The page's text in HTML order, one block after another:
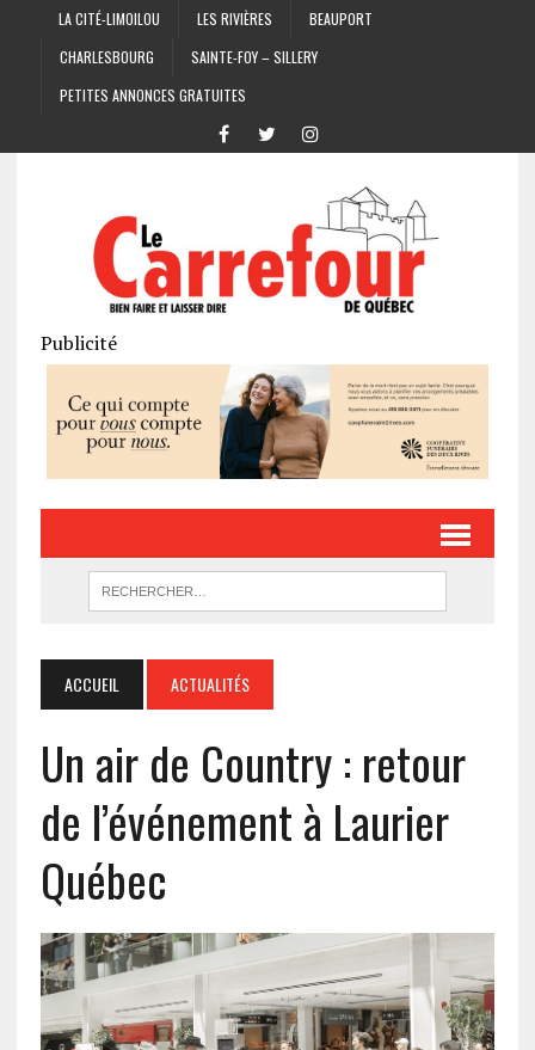
LA CITÉ-LIMOILOU LES RIVIÈRES
BEAUPORT
CHARLESBOURG
SAINTE-FOY – SILLERY
PETITES ANNONCES GRATUITES
Publicité
ACCUEIL ACTUALITÉS
Un air de Country : retour
de l’événement à Laurier
Québec